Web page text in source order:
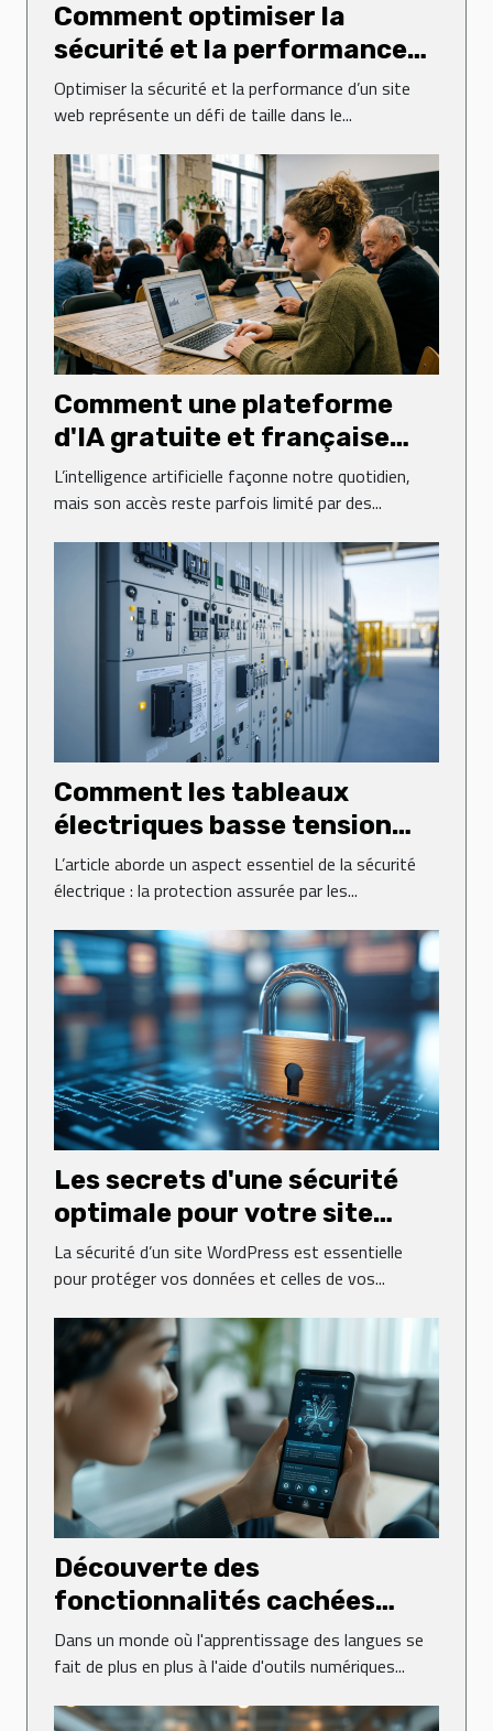
Comment optimiser la
sécurité et la performance
de votre site web ?
Optimiser la sécurité et la performance d’un site
web représente un défi de taille dans le...
Comment une plateforme
d'IA gratuite et française
transforme-t-elle l'accès à la
technologie ?
L’intelligence artificielle façonne notre quotidien,
mais son accès reste parfois limité par des...
Comment les tableaux
électriques basse tension
sécurisent-ils vos
installations ?
L’article aborde un aspect essentiel de la sécurité
électrique : la protection assurée par les...
Les secrets d'une sécurité
optimale pour votre site
WordPress
La sécurité d’un site WordPress est essentielle
pour protéger vos données et celles de vos...
Découverte des
fonctionnalités cachées
dans les applications de
langues
Dans un monde où l'apprentissage des langues se
fait de plus en plus à l'aide d'outils numériques...